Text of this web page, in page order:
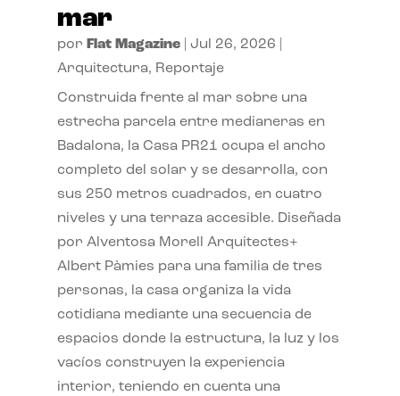
mar
por Flat Magazine| Jul 26, 2026
Arquitectura, Reportaje
Construida frente al mar sobre una
estrecha parcela entre medianeras en
Badalona, la Casa PR21 ocupa el ancho
completo del solar y se desarrolla, con
sus 250 metros cuadrados, en cuatro
niveles y una terraza accesible. Diseñada
por Alventosa Morell Arquitectes+
Albert Pàmies para una familia de tres
personas, la casa organiza la vida
cotidiana mediante una secuencia de
espacios donde la estructura, la luz y los
vacíos construyen la experiencia
interior, teniendo en cuenta una